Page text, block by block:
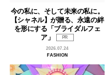
今の私に、そして未来の私に。
【シャネル】が贈る、永遠の絆
を形にする「ブライダルフェ
ア」
PR
2026.07.24
FASHION